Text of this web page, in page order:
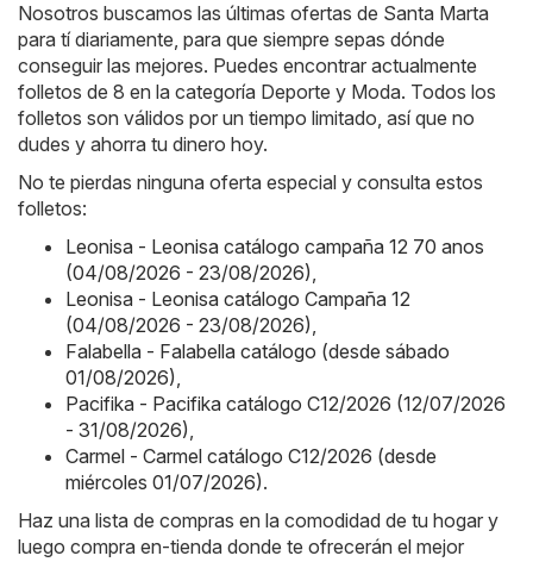
Nosotros buscamos las últimas ofertas de Santa Marta
para tí diariamente, para que siempre sepas dónde
conseguir las mejores. Puedes encontrar actualmente
folletos de 8 en la categoría Deporte y Moda. Todos los
folletos son válidos por un tiempo limitado, así que no
dudes y ahorra tu dinero hoy.
No te pierdas ninguna oferta especial y consulta estos
folletos:
Leonisa - Leonisa catálogo campaña 12 70 anos
(04/08/2026 - 23/08/2026),
Leonisa - Leonisa catálogo Campaña 12
(04/08/2026 - 23/08/2026),
Falabella - Falabella catálogo (desde sábado
01/08/2026),
Pacifika - Pacifika catálogo C12/2026 (12/07/2026
- 31/08/2026),
Carmel - Carmel catálogo C12/2026 (desde
miércoles 01/07/2026).
Haz una lista de compras en la comodidad de tu hogar y
luego compra en-tienda donde te ofrecerán el mejor